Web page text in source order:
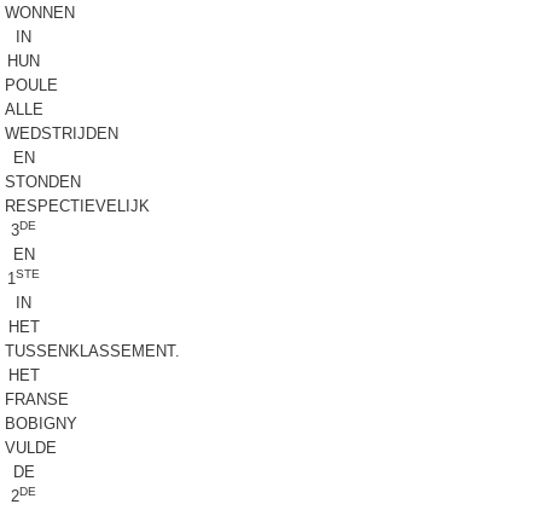
WONNEN
IN
HUN
POULE
ALLE
WEDSTRIJDEN
EN
STONDEN
RESPECTIEVELIJK
3DE
EN
1STE
IN
HET
TUSSENKLASSEMENT.
HET
FRANSE
BOBIGNY
VULDE
DE
2DE